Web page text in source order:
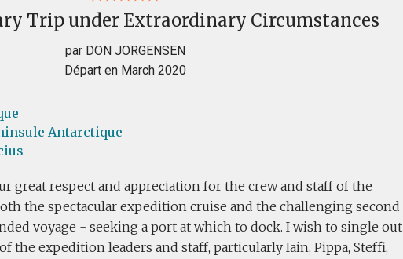
Trip under Extraordinary Circumstances
par DON JORGENSEN
Départ en March 2020
Antarctique
great respect and appreciation for the crew and staff of the
the spectacular expedition cruise and the challenging second
voyage - seeking a port at which to dock. I wish to single out
the expedition leaders and staff, particularly Iain, Pippa, Steffi,